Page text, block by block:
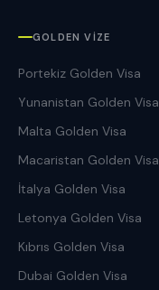
GOLDEN VIZE
Portekiz Golden Visa
Yunanistan Golden Visa
Malta Golden Visa
Macaristan Golden Visa
İtalya Golden Visa
Letonya Golden Visa
Kıbrıs Golden Visa
Dubai Golden Visa